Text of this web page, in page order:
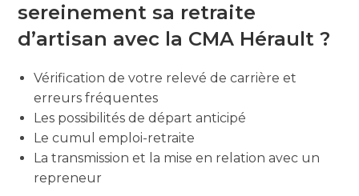
sereinement sa retraite
d’artisan avec la CMA Hérault ?
Vérification de votre relevé de carrière et
erreurs fréquentes
Les possibilités de départ anticipé
Le cumul emploi-retraite
La transmission et la mise en relation avec un
repreneur